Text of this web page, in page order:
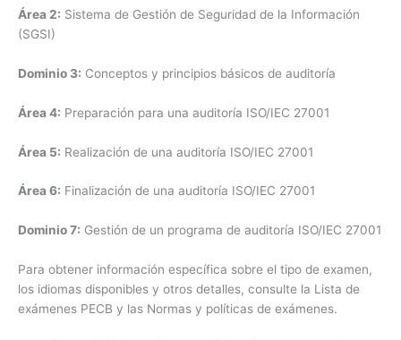
Área 2: Sistema de Gestión de Seguridad de la Información
(SGSI)
Dominio 3: Conceptos y principios básicos de auditoría
Área 4: Preparación para una auditoría ISO/IEC 27001
Área 5: Realización de una auditoría ISO/IEC 27001
Área 6: Finalización de una auditoría ISO/IEC 27001
Dominio 7: Gestión de un programa de auditoría ISO/IEC 27001
Para obtener información específica sobre el tipo de examen,
los idiomas disponibles y otros detalles, consulte la Lista de
exámenes PECB y las Normas y políticas de exámenes.